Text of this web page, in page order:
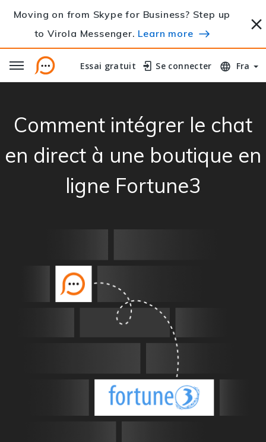
Moving on from Skype for Business? Step up
to Virola Messenger. Learn more
Essai gratuit
Essai gratuit Se connecter
Se connecter Fra
Comment intégrer le chat
en direct à une boutique en
ligne Fortune3